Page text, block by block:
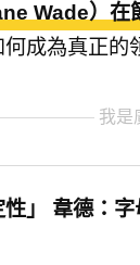
Wade）在
成為真正的
我是
」 韋德：